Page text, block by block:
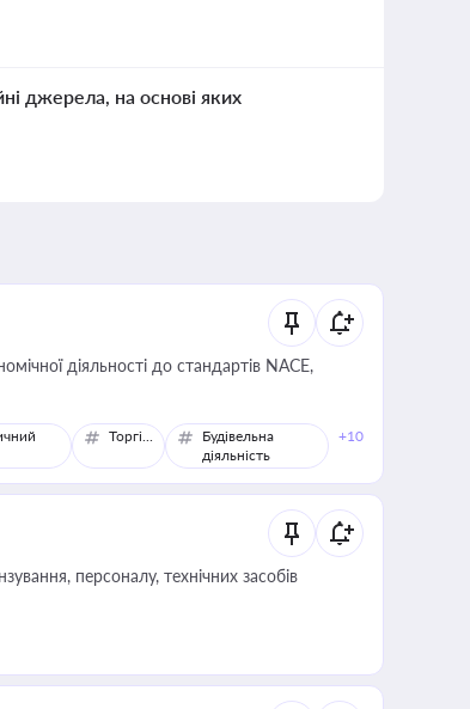
джерела, на основі яких
діяльності до стандартів NACE,
Торгівля
Будівельна
діяльність
+10
персоналу, технічних засобів